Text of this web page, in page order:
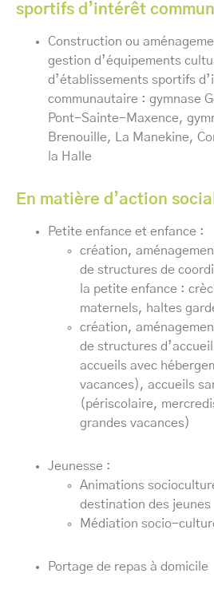
sportifs d’intérêt
Construction ou
gestion d’équipements
d’établissements sportifs
communautaire : gymnase
Pont-Sainte-Maxence,
Brenouille, La Manekine,
la Halle
En matière d’action
Petite enfance et enfance :
création,
de structures de
la petite enfance :
maternels, haltes
création,
de structures
accueils avec
vacances), accueils
(périscolaire,
grandes vacances)
Jeunesse :
Animations
destination des jeunes
Médiation socio-
Portage de repas à domicile